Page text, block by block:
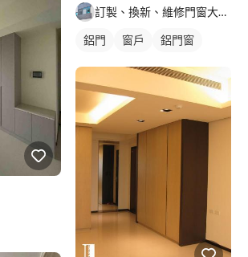
訂製、換新、維修門窗大小事
鋁門 窗戶 鋁門窗